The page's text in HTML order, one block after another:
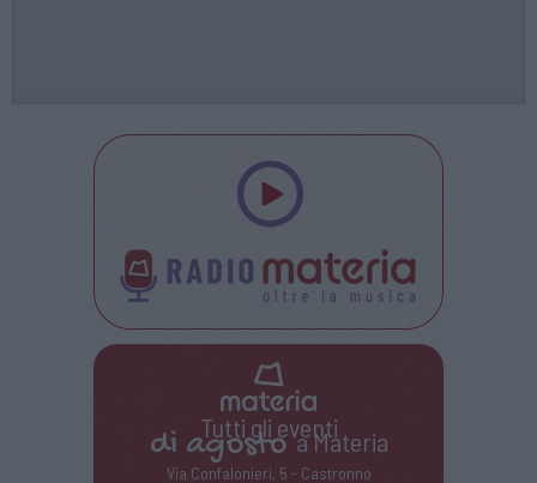
Tutti gli eventi
di agostoa Materia
Via Confalonieri, 5 - Castronno